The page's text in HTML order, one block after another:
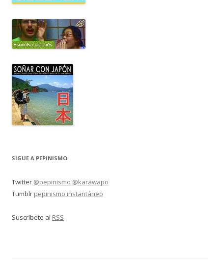
SIGUE A PEPINISMO
Twitter @pepinismo @karawapo
Tumblr pepinismo instantáneo
Suscríbete al RSS